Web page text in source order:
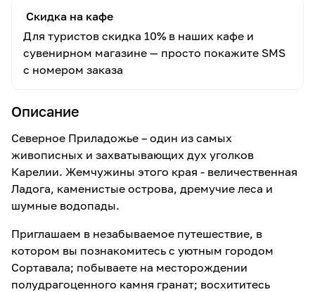
Скидка на кафе
Для туристов скидка 10% в наших кафе и
сувенирном магазине — просто покажите SMS
с номером заказа
Описание
Северное Приладожье – один из самых
живописных и захватывающих дух уголков
Карелии. Жемчужины этого края - величественная
Ладога, каменистые острова, дремучие леса и
шумные водопады.
Приглашаем в незабываемое путешествие, в
котором вы познакомитесь с уютным городом
Сортавала; побываете на месторождении
полудрагоценного камня гранат; восхититесь